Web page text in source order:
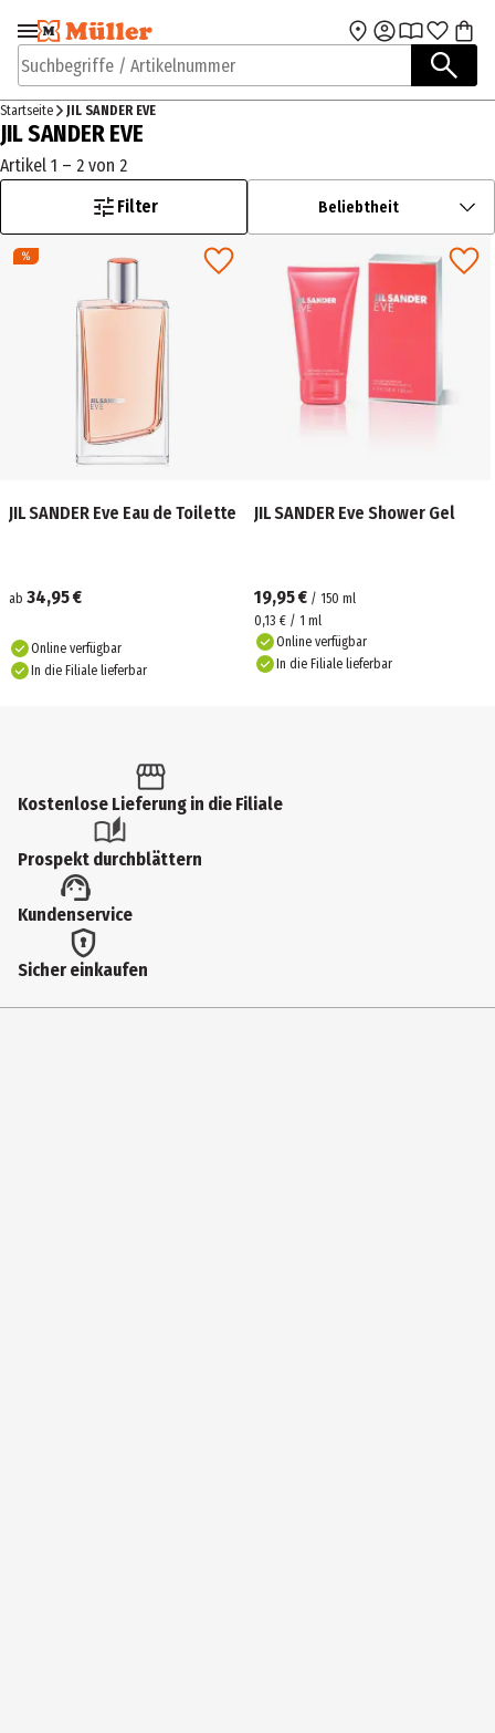
Zur Navigation
springen
Zum Hauptinhalt
Suchbegriffe / Artikelnummer
Startseite JIL SANDER EVE
JIL SANDER EVE
Artikel 1 – 2 von 2
Filter
Beliebtheit
JIL SANDER Eve Eau de Toilette
ab 34,95 €
Online verfügbar
In die Filiale lieferbar
JIL SANDER Eve Shower Gel
19,95 € / 150 ml
0,13 € / 1 ml
Online verfügbar
In die Filiale lieferbar
Kostenlose Lieferung in die Filiale
Prospekt durchblättern
Kundenservice
Sicher einkaufen